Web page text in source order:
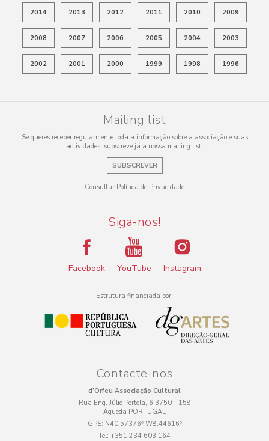
2014 2013 2012 2011 2010 2009
2008 2007 2006 2005 2004 2003
2002 2001 2000 1999 1998 1996
Mailing list
Se queres receber regularmente toda a informação sobre a associação e suas
actividades, subscreve já a nossa mailing list.
SUBSCREVER
Consultar Política de Privacidade
Siga-nos!
Facebook YouTube Instagram
Estrutura financiada por:
Contacte-nos
d’Orfeu Associação Cultural
Rua Eng. Júlio Portela, 6 3750 - 158
Águeda PORTUGAL
GPS: N40.57376º W8.44616º
Tel: +351 234 603 164